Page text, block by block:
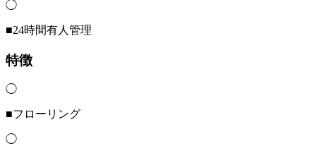
◯
■24時間有人管理
特徴
◯
■フローリング
◯